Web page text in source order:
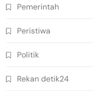
Pemerintah
Peristiwa
Politik
Rekan detik24